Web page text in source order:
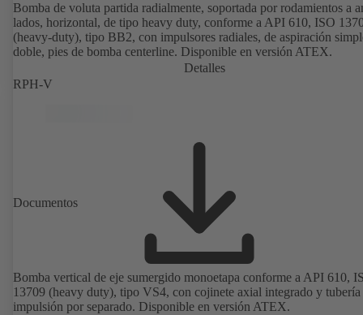
Bomba de voluta partida radialmente, soportada por rodamientos a
lados, horizontal, de tipo heavy duty, conforme a API 610, ISO
(heavy-duty), tipo BB2, con impulsores radiales, de aspiración
doble, pies de bomba centerline. Disponible en versión ATEX.
Detalles
RPH-V
Documentos
Bomba vertical de eje sumergido monoetapa conforme a API 610,
13709 (heavy duty), tipo VS4, con cojinete axial integrado y tubería
impulsión por separado. Disponible en versión ATEX.